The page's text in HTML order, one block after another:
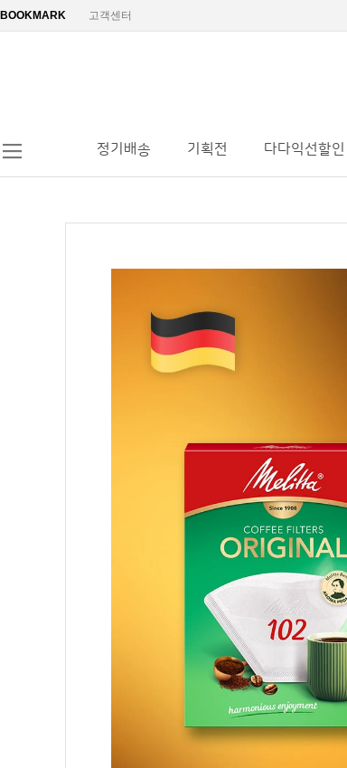
BOOKMARK 고객센터
정기배송 기획전 다다익선할인